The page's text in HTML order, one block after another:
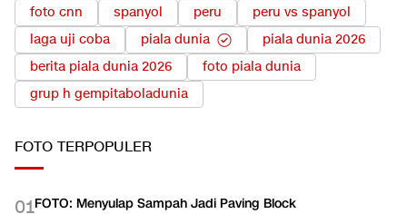
foto cnn spanyol peru
peru vs spanyol
laga uji coba
piala dunia
piala dunia 2026
berita piala dunia 2026
foto piala dunia
grup h gempitaboladunia
FOTO TERPOPULER
01FOTO: Menyulap Sampah Jadi Paving Block